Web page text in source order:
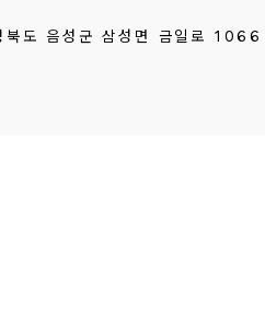
북도 음성군 삼성면 금일로 1066